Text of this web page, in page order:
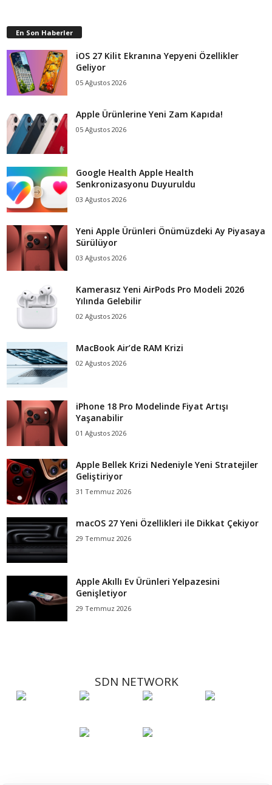
En Son Haberler
iOS 27 Kilit Ekranına Yepyeni Özellikler
Geliyor
05 Ağustos 2026
Apple Ürünlerine Yeni Zam Kapıda!
05 Ağustos 2026
Google Health Apple Health
Senkronizasyonu Duyuruldu
03 Ağustos 2026
Yeni Apple Ürünleri Önümüzdeki Ay Piyasaya
Sürülüyor
03 Ağustos 2026
Kamerasız Yeni AirPods Pro Modeli 2026
Yılında Gelebilir
02 Ağustos 2026
MacBook Air’de RAM Krizi
02 Ağustos 2026
iPhone 18 Pro Modelinde Fiyat Artışı
Yaşanabilir
01 Ağustos 2026
Apple Bellek Krizi Nedeniyle Yeni Stratejiler
Geliştiriyor
31 Temmuz 2026
macOS 27 Yeni Özellikleri ile Dikkat Çekiyor
29 Temmuz 2026
Apple Akıllı Ev Ürünleri Yelpazesini
Genişletiyor
29 Temmuz 2026
SDN NETWORK